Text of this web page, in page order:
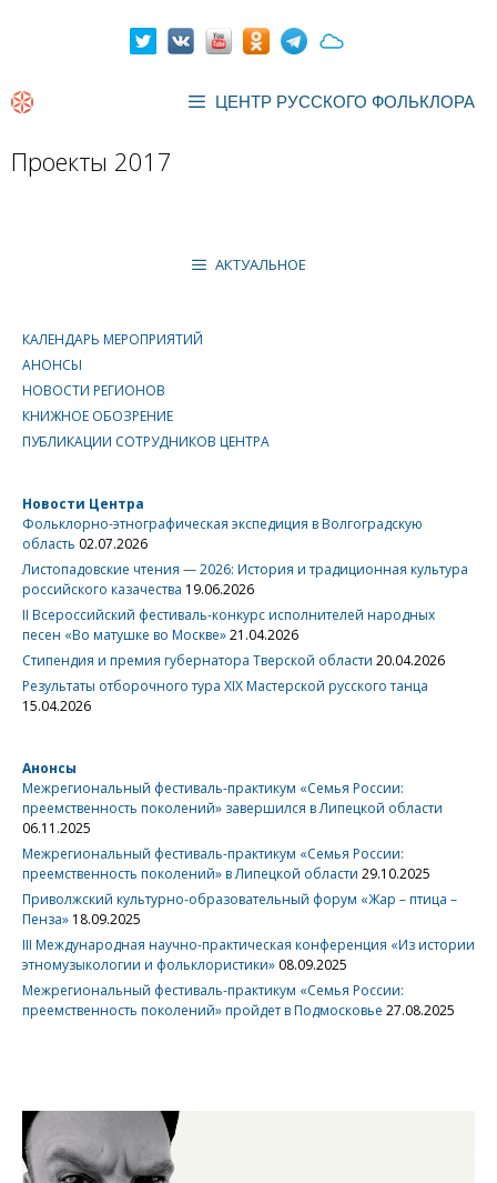
ЦЕНТР РУССКОГО ФОЛЬКЛОРА
Проекты 2017
АКТУАЛЬНОЕ
КАЛЕНДАРЬ МЕРОПРИЯТИЙ
АНОНСЫ
НОВОСТИ РЕГИОНОВ
КНИЖНОЕ ОБОЗРЕНИЕ
ПУБЛИКАЦИИ СОТРУДНИКОВ ЦЕНТРА
Новости Центра
Фольклорно-этнографическая экспедиция в Волгоградскую
область 02.07.2026
Листопадовские чтения — 2026: История и традиционная культура
российского казачества 19.06.2026
II Всероссийский фестиваль-конкурс исполнителей народных
песен «Во матушке во Москве»21.04.2026
Стипендия и премия губернатора Тверской области 20.04.2026
Результаты отборочного тура XIX Мастерской русского танца
15.04.2026
Анонсы
Межрегиональный фестиваль-практикум «Семья России:
преемственность поколений» завершился в Липецкой области
06.11.2025
Межрегиональный фестиваль-практикум «Семья России:
преемственность поколений» в Липецкой области 29.10.2025
Приволжский культурно-образовательный форум «Жар – птица –
Пенза» 18.09.2025
III Международная научно-практическая конференция «Из истории
этномузыкологии и фольклористики» 08.09.2025
Межрегиональный фестиваль-практикум «Семья России:
преемственность поколений» пройдет в Подмосковье 27.08.2025